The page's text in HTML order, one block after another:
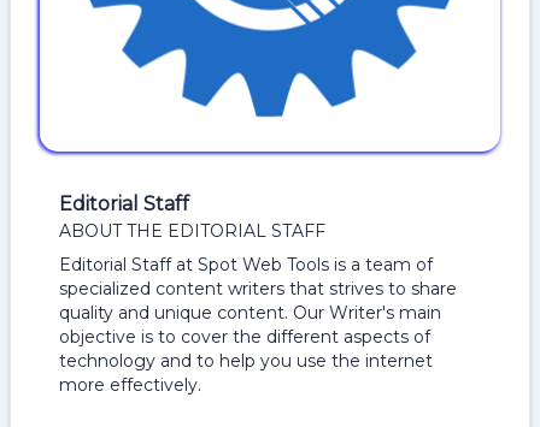
Editorial Staff
ABOUT THE EDITORIAL STAFF
Editorial Staff at Spot Web Tools is a team of
specialized content writers that strives to share
quality and unique content. Our Writer's main
objective is to cover the different aspects of
technology and to help you use the internet
more effectively.